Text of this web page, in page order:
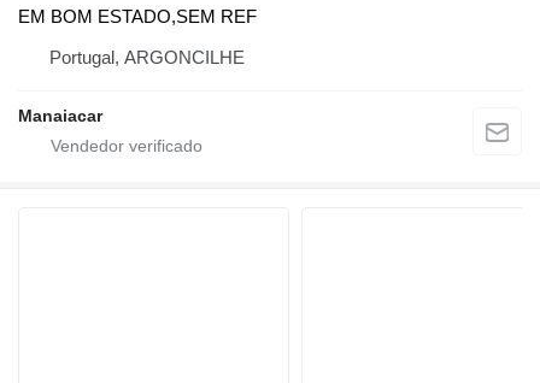
EM BOM ESTADO,SEM REF
Portugal, ARGONCILHE
Manaiacar